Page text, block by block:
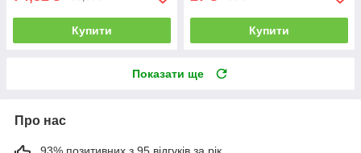
Купити Купити
Показати ще
Про нас